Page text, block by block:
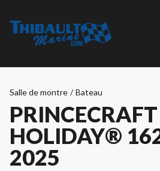
Salle de montre / Bateau
PRINCECRAFT
HOLIDAY®
2025